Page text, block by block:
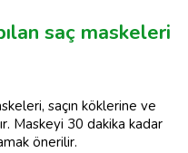
saç maskeleri
saçın köklerine ve
Maskeyi 30 dakika kadar
önerilir.